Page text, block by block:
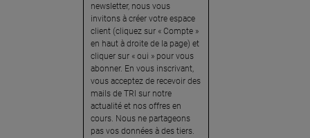
newsletter, nous vous
invitons à créer votre espace
client (cliquez sur « Compte »
en haut à droite de la page) et
cliquer sur « oui » pour vous
abonner. En vous inscrivant,
vous acceptez de recevoir des
mails de TRI sur notre
actualité et nos offres en
cours. Nous ne partageons
pas vos données à des tiers.